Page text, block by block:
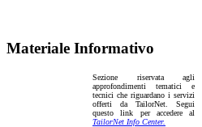
Materiale Informativo
Sezione riservata agli
approfondimenti tematici e
tecnici che riguardano i servizi
offerti da TailorNet. Segui
questo link per accedere al
TailorNet Info Center.